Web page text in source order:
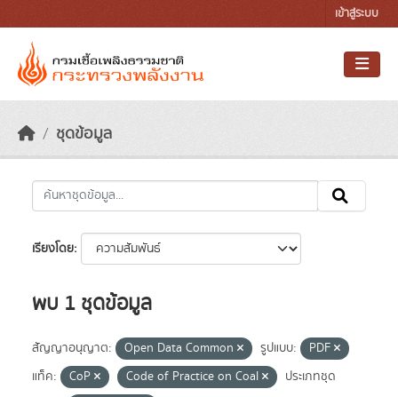
เข้าสู่ระบบ
ชุดข้อมูล
เรียงโดย
พบ 1 ชุดข้อมูล
สัญญาอนุญาต: Open Data Common รูปแบบ:
PDF
แท็ค:
CoP Code of Practice on Coal
ประเภทชุด